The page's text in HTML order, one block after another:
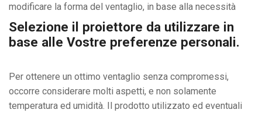
modificare la forma del ventaglio, in base alla necessità
Selezione il proiettore da utilizzare in
base alle Vostre preferenze personali.
Per ottenere un ottimo ventaglio senza compromessi,
occorre considerare molti aspetti, e non solamente
temperatura ed umidità. Il prodotto utilizzato ed eventuali